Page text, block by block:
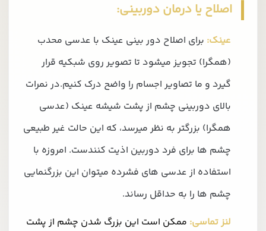
اصلاح یا درمان دوربینی:
عینک: برای اصلاح دور بینی عینک با عدسی محدب
(همگرا) تجویز میشود تا تصویر روی شبکیه قرار
گیرد و ما تصاویر اجسام را واضح درک کنیم.در نمرات
بالای دوربینی چشم از پشت شیشه عینک (عدسی
همگرا) بزرگتر به نظر میرسد، که این حالت غیر طبیعی
چشم ها برای فرد دوربین اذیت کنندست. امروزه با
استفاده از عدسی های فشرده میتوان این بزرگنمایی
چشم ها را به حداقل رساند.
لنز تماسی: ممکن است این بزرگ شدن چشم از پشت